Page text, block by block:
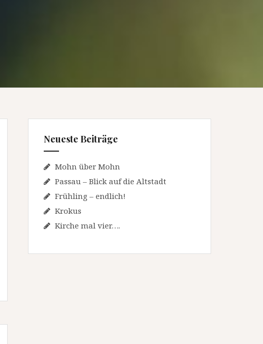
Neueste Beiträge
Mohn über Mohn
Passau – Blick auf die Altstadt
Frühling – endlich!
Krokus
Kirche mal vier….